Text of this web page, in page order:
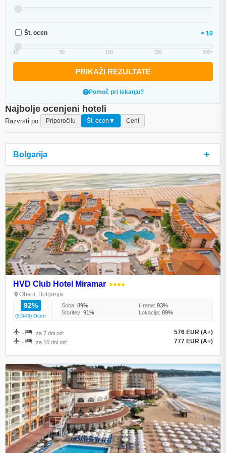
Št. ocen > 10
10 50 100 200 300+
PRIKAŽI REZULTATE
Pomoč pri iskanju?
Najbolje ocenjeni hoteli
Razvrsti po: Priporočilu Št. ocen ▼ Ceni
Bolgarija +
HVD Club Hotel Miramar ●●●●
Obsor, Bolgarija
92%
(3.543) Ocen
Soba: 89% Hrana: 93%
Storitev: 91% Lokacija: 89%
+ za 7 dni od: 576 EUR (A+)
+ za 10 dni od: 777 EUR (A+)